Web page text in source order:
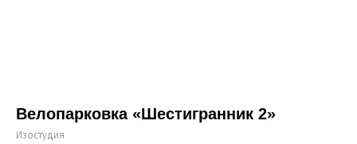
Велопарковка «Шестигранник 2»
Изостудия